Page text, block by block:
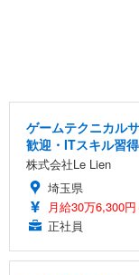
ゲームテクニカル
歓迎・ITスキル習得
株式会社Le Lien
埼玉県
月給30万6,300
正社員